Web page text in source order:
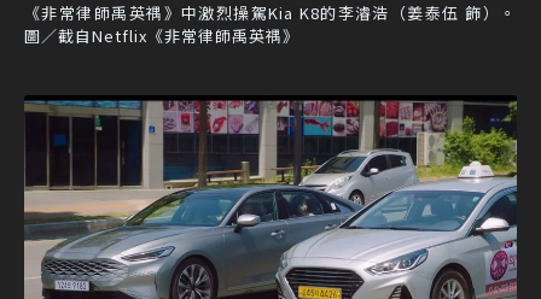
《非常律師禹英禑》中激烈操駕Kia K8的李濬浩（姜泰伍 飾）。
圖／截自Netflix《非常律師禹英禑》